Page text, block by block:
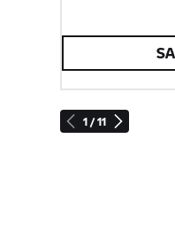
1 / 11